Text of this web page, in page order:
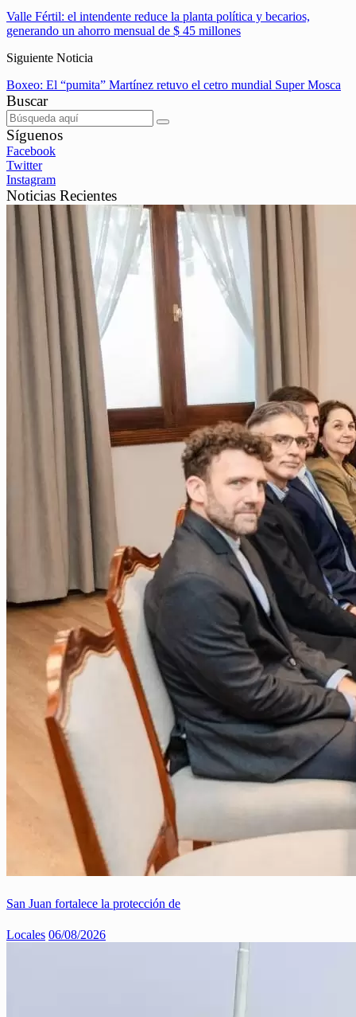
Valle Fértil: el intendente reduce la planta política y becarios,
generando un ahorro mensual de $ 45 millones
Siguiente Noticia
Boxeo: El “pumita” Martínez retuvo el cetro mundial Super Mosca
Buscar
Síguenos
Facebook
Twitter
Instagram
Noticias Recientes
San Juan fortalece la protección de
Locales 06/08/2026